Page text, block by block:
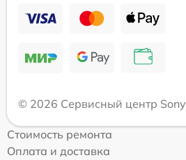
© 2026 Сервисный центр Sony
Стоимость ремонта
Оплата и доставка